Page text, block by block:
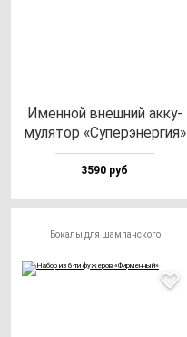
Имен­ной внеш­ний ак­ку­
му­ля­тор «Супе­рэ­нер­гия»
3590 руб
Бокалы для шампанского